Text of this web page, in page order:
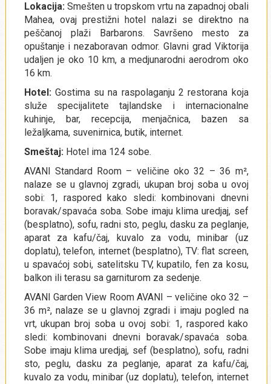
Lokacija:Smešten u tropskom vrtu na zapadnoj obali
Mahea, ovaj prestižni hotel nalazi se direktno na
peščanoj plaži Barbarons. Savršeno mesto za
opuštanje i nezaboravan odmor. Glavni grad Viktorija
udaljen je oko 10 km, a medjunarodni aerodrom oko
16 km.
Hotel:Gostima su na raspolaganju 2 restorana koja
služe specijalitete tajlandske i internacionalne
kuhinje, bar, recepcija, menjačnica, bazen sa
ležaljkama, suvenirnica, butik, internet.
Smeštaj:Hotel ima 124 sobe.
AVANI Standard Room – veličine oko 32 – 36 m²,
nalaze se u glavnoj zgradi, ukupan broj soba u ovoj
sobi: 1, raspored kako sledi: kombinovani dnevni
boravak/spavaća soba. Sobe imaju klima uredjaj, sef
(besplatno), sofu, radni sto, peglu, dasku za peglanje,
aparat za kafu/čaj, kuvalo za vodu, minibar (uz
doplatu), telefon, internet (besplatno), TV: flat screen,
u spavaćoj sobi, satelitsku TV, kupatilo, fen za kosu,
balkon ili terasu sa garniturom za sedenje.
AVANI Garden View Room AVANI – veličine oko 32 –
36 m², nalaze se u glavnoj zgradi i imaju pogled na
vrt, ukupan broj soba u ovoj sobi: 1, raspored kako
sledi: kombinovani dnevni boravak/spavaća soba.
Sobe imaju klima uredjaj, sef (besplatno), sofu, radni
sto, peglu, dasku za peglanje, aparat za kafu/čaj,
kuvalo za vodu, minibar (uz doplatu), telefon, internet